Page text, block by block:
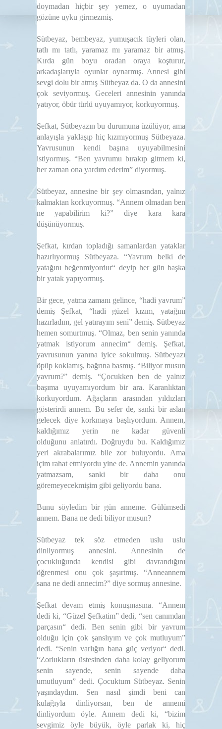
doymadan hiçbir şey yemez, o uyumadan
gözüne uyku girmezmiş.
Sütbeyaz, bembeyaz, yumuşacık tüyleri olan,
tatlı mı tatlı, yaramaz mı yaramaz bir atmış.
Kırda gün boyu oradan oraya koşturur,
arkadaşlarıyla oyunlaroynarmış. Annesi gibi
sevgi dolu bir atmış Sütbeyaz da. O da annesini
çok seviyormuş. Geceleri annesinin yanında
yatıyor, öbür türlü uyuyamıyor, korkuyormuş.
Şefkat, Sütbeyazın bu durumuna üzülüyor, ama
anlayışla yaklaşıp hiç kızmıyormuş Sütbeyaza.
Yavrusunun kendi başına uyuyabilmesini
istiyormuş. “Ben yavrumu bırakıp gitmem ki,
her zaman ona yardım ederim” diyormuş.
Sütbeyaz, annesine bir şey olmasından, yalnız
kalmaktan korkuyormuş. “Annem olmadan ben
ne yapabilirim ki?” diye kara kara
düşünüyormuş.
Şefkat, kırdan topladığı samanlardan yataklar
hazırlıyormuş Sütbeyaza. “Yavrum belki de
yatağını beğenmiyordur“ deyip her gün başka
bir yatak yapıyormuş.
Bir gece, yatma zamanı gelince, “hadi yavrum”
demiş Şefkat, “hadi güzel kızım, yatağını
hazırladım, gel yatırayım seni” demiş. Sütbeyaz
hemen somurtmuş. “Olmaz, ben senin yanında
yatmak istiyorum annecim“ demiş. Şefkat,
yavrusunun yanına iyice sokulmuş. Sütbeyazı
öpüp koklamış, bağrına basmış. “Biliyor musun
yavrum?” demiş. “Çocukken ben de yalnız
başıma uyuyamıyordum bir ara. Karanlıktan
korkuyordum. Ağaçların arasından yıldızları
gösterirdi annem. Bu sefer de, sanki bir aslan
gelecek diye korkmaya başlıyordum. Annem,
kaldığımız yerin ne kadar güvenli
olduğunu anlatırdı. Doğruydu bu. Kaldığımız
yeri akrabalarımız bile zor buluyordu. Ama
içim rahat etmiyordu yine de. Annemin yanında
yatmazsam, sanki bir daha onu
göremeyecekmişim gibi geliyordu bana.
Bunu söyledim bir gün anneme. Gülümsedi
annem. Bana ne dedi biliyor musun?
Sütbeyaz tek söz etmeden uslu uslu
dinliyormuş annesini. Annesinin de
çocukluğunda kendisi gibi davrandığını
öğrenmesi onu çok şaşırtmış. “Anneannem
sana ne dedi annecim?” diye sormuş annesine.
Şefkat devam etmiş konuşmasına. “Annem
dedi ki, “Güzel Şefkatim” dedi, “sen canımdan
parçasın“ dedi. Ben senin gibi bir yavrum
olduğu için çok şanslıyım ve çok mutluyum”
dedi. “Senin varlığın bana güç veriyor“ dedi.
“Zorlukların üstesinden daha kolay geliyorum
senin sayende, senin sayende daha
umutluyum” dedi. Çocuktum Sütbeyaz. Senin
yaşındaydım. Sen nasıl şimdi beni can
kulağıyla dinliyorsan, ben de annemi
dinliyordum öyle. Annem dedi ki, “bizim
sevgimiz öyle büyük, öyle parlak ki, hiç